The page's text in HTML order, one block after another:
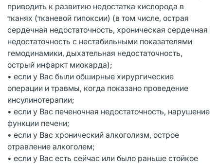
приводить к развитию недостатка кислорода в
тканях (тканевой гипоксии) (в том числе, острая
сердечная недостаточность, хроническая сердечная
недостаточность с нестабильными показателями
гемодинамики, дыхательная недостаточность,
острый инфаркт миокарда);
• если у Вас были обширные хирургические
операции и травмы, когда показано проведение
инсулинотерапии;
• если у Вас печеночная недостаточность, нарушение
функции печени;
• если у Вас хронический алкоголизм, острое
отравление алкоголем;
• если у Вас есть сейчас или было раньше стойкое